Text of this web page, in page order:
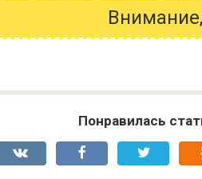
Понравилась